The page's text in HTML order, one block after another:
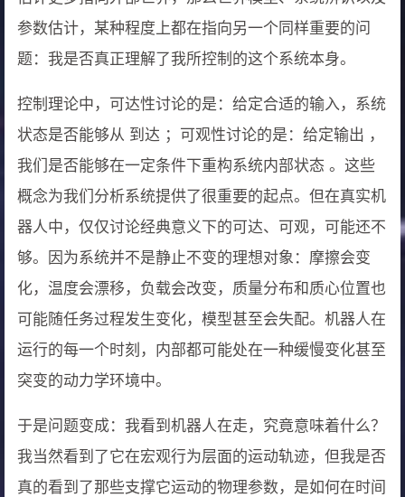
参数估计，某种程度上都在指向另一个同样重要的问
题：我是否真正理解了我所控制的这个系统本身。
控制理论中，可达性讨论的是：给定合适的输入，系统
状态是否能够从 到达 ；可观性讨论的是：给定输出 ，
我们是否能够在一定条件下重构系统内部状态 。这些
概念为我们分析系统提供了很重要的起点。但在真实机
器人中，仅仅讨论经典意义下的可达、可观，可能还不
够。因为系统并不是静止不变的理想对象：摩擦会变
化，温度会漂移，负载会改变，质量分布和质心位置也
可能随任务过程发生变化，模型甚至会失配。机器人在
运行的每一个时刻，内部都可能处在一种缓慢变化甚至
突变的动力学环境中。
于是问题变成：我看到机器人在走，究竟意味着什么？
我当然看到了它在宏观行为层面的运动轨迹，但我是否
真的看到了那些支撑它运动的物理参数，是如何在时间